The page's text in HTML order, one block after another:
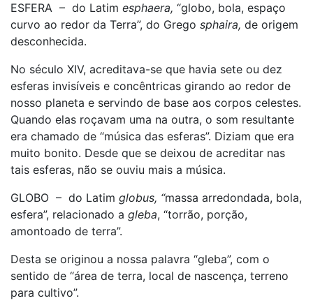
ESFERA – do Latim esphaera, “globo, bola, espaço
curvo ao redor da Terra”, do Grego sphaira, de origem
desconhecida.
No século XIV, acreditava-se que havia sete ou dez
esferas invisíveis e concêntricas girando ao redor de
nosso planeta e servindo de base aos corpos celestes.
Quando elas roçavam uma na outra, o som resultante
era chamado de “música das esferas”. Diziam que era
muito bonito. Desde que se deixou de acreditar nas
tais esferas, não se ouviu mais a música.
GLOBO – do Latim globus, “massa arredondada, bola,
esfera”, relacionado a gleba, “torrão, porção,
amontoado de terra”.
Desta se originou a nossa palavra “gleba”, com o
sentido de “área de terra, local de nascença, terreno
para cultivo”.